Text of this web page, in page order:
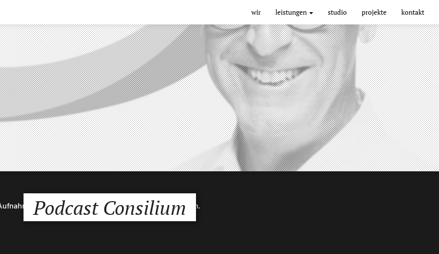
Main
navigation
wir leistungen studio projekte kontakt
Podcast Consilium
von zwei Folgen bei uns im Studio durchführen.